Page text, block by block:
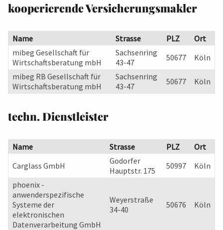
kooperierende Versicherungsmakler
Name Strasse PLZ
Ort
mibeg Gesellschaft für
Wirtschaftsberatung mbH
Sachsenring
43-47
50677
Köln
mibeg RB Gesellschaft für
Wirtschaftsberatung mbH
Sachsenring
43-47
50677 Köln
techn. Dienstleister
Name Strasse PLZ
Ort
Carglass GmbH
Godorfer
Hauptstr. 175
50997
Köln
phoenix -
anwenderspezifische
Systeme der
elektronischen
Datenverarbeitung GmbH
Weyerstraße
34-40
50676 Köln